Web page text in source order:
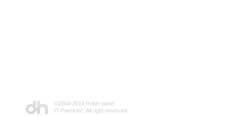
©2004-2014 Robin panel
IT Patrol inc. All right reserved.